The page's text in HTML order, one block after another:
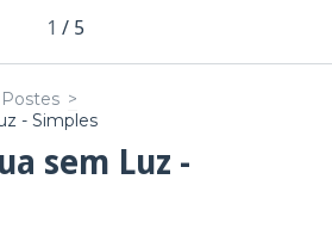
1 / 5
Postes >
- Simples
sem Luz -